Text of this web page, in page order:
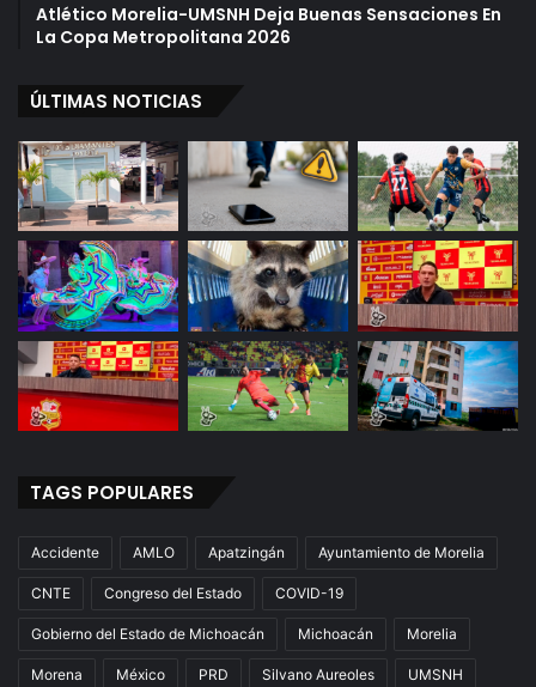
Atlético Morelia-UMSNH Deja Buenas Sensaciones En
La Copa Metropolitana 2026
ÚLTIMAS NOTICIAS
TAGS POPULARES
Accidente AMLO Apatzingán Ayuntamiento de Morelia
CNTE Congreso del Estado COVID-19
Gobierno del Estado de Michoacán Michoacán Morelia
Morena México PRD Silvano Aureoles UMSNH